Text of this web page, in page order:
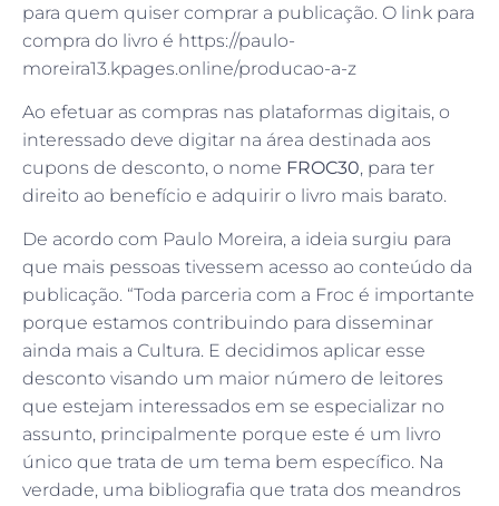
para quem quiser comprar a publicação. O link para
compra do livro é https://paulo-
moreira13.kpages.online/producao-a-z
Ao efetuar as compras nas plataformas digitais, o
interessado deve digitar na área destinada aos
cupons de desconto, o nome FROC30, para ter
direito ao benefício e adquirir o livro mais barato.
De acordo com Paulo Moreira, a ideia surgiu para
que mais pessoas tivessem acesso ao conteúdo da
publicação. “Toda parceria com a Froc é importante
porque estamos contribuindo para disseminar
ainda mais a Cultura. E decidimos aplicar esse
desconto visando um maior número de leitores
que estejam interessados em se especializar no
assunto, principalmente porque este é um livro
único que trata de um tema bem específico. Na
verdade, uma bibliografia que trata dos meandros